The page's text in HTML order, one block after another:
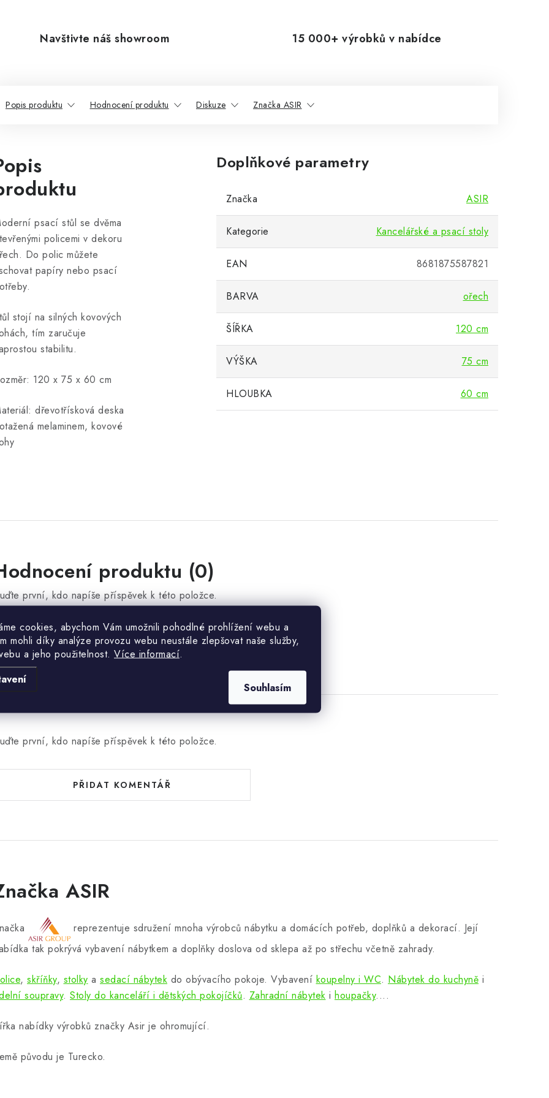
cookies, abychom Vám umožnili pohodlné prohlížení webu a
mohli díky analýze provozu webu neustále zlepšovat naše služby,
a jeho použitelnost. Více informací.
Souhlasím
Navštivte náš showroom 15 000+ výrobků v nabídce
Popis produktu Hodnocení produktu Diskuze Značka ASIR
psací stůl se dvěma
policemi v dekoru
Do polic můžete
papíry nebo psací
stojí na silných kovových
tím zaručuje
stabilitu.
120 x 75 x 60 cm
dřevotřísková deska
melaminem, kovové
Doplňkové parametry
Značka ASIR
Kategorie Kancelářské a psací stoly
EAN 8681875587821
BARVA ořech
ŠÍŘKA 120 cm
VÝŠKA 75 cm
HLOUBKA 60 cm
produktu (0)
první, kdo napíše příspěvek k této položce.
PŘIDAT HODNOCENÍ
první, kdo napíše příspěvek k této položce.
PŘIDAT KOMENTÁŘ
ASIR
reprezentuje sdružení mnoha výrobců nábytku a domácích potřeb, doplňků a dekorací. Její
tak pokrývá vybavení nábytkem a doplňky doslova od sklepa až po střechu včetně zahrady.
, skříňky, stolky a sedací nábytek do obývacího pokoje. Vybavení koupelny i WC. Nábytek do kuchyně i
soupravy. Stoly do kanceláří i dětských pokojíčků. Zahradní nábytek i houpačky....
nabídky výrobků značky Asir je ohromující.
původu je Turecko.